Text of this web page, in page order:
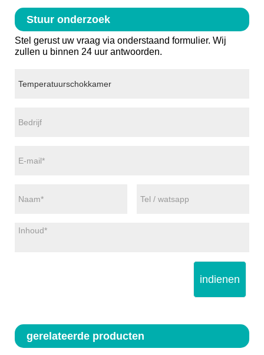
Stuur onderzoek
Stel gerust uw vraag via onderstaand formulier. Wij
zullen u binnen 24 uur antwoorden.
indienen
gerelateerde producten